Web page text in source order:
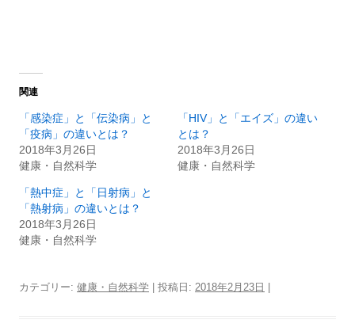
関連
「感染症」と「伝染病」と
「疫病」の違いとは？
2018年3月26日
健康・自然科学
「HIV」と「エイズ」の違い
とは？
2018年3月26日
健康・自然科学
「熱中症」と「日射病」と
「熱射病」の違いとは？
2018年3月26日
健康・自然科学
カテゴリー: 健康・自然科学 | 投稿日: 2018年2月23日